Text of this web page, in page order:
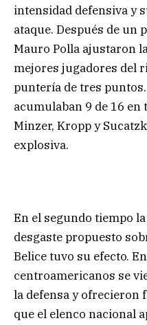
intensidad defensiva y
ataque. Después de un
Mauro Polla ajustaron
mejores jugadores del
puntería de tres
acumulaban 9 de 16
Minzer, Kropp y
explosiva.
En el segundo tiempo
desgaste propuesto
Belice tuvo su efecto.
centroamericanos se
la defensa y ofrecieron
que el elenco nacional